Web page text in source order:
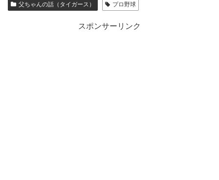
父ちゃんの話（タイガース） プロ野球
スポンサーリンク